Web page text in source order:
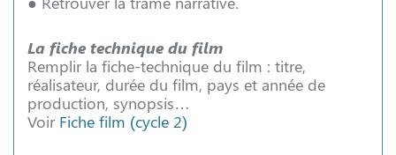
La fiche technique du film
Remplir la fiche-technique du film : titre,
réalisateur, durée du film, pays et année de
production, synopsis…
Voir Fiche film (cycle 2)